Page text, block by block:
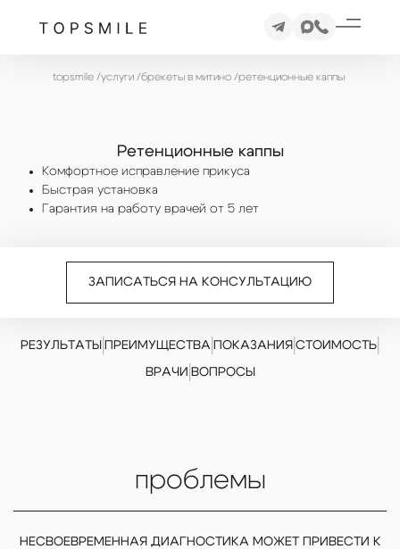
topsmile /услуги /брекеты в митино /ретенционные каппы
Ретенционные каппы
Комфортное исправление прикуса
Быстрая установка
Гарантия на работу врачей от 5 лет
ЗАПИСАТЬСЯ НА КОНСУЛЬТАЦИЮ
РЕЗУЛЬТАТЫ ПРЕИМУЩЕСТВА ПОКАЗАНИЯ СТОИМОСТЬ
ВРАЧИ ВОПРОСЫ
проблемы
НЕСВОЕВРЕМЕННАЯ ДИАГНОСТИКА МОЖЕТ ПРИВЕСТИ К